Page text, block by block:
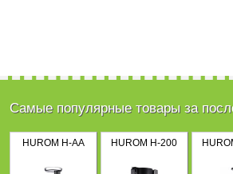
Самые популярные товары за
HUROM H-AA HUROM H-200